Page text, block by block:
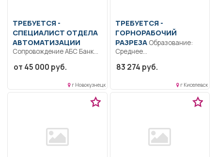
ТРЕБУЕТСЯ -
СПЕЦИАЛИСТ ОТДЕЛА
АВТОМАТИЗАЦИИ
Сопровождение АБС Банка,
банка, в т.ч. новых...
от 45 000 руб.
г Новокузнецк
ТРЕБУЕТСЯ -
ГОРНОРАБОЧИЙ
РАЗРЕЗАОбразование:
Среднее
образование.. Выполнение
технологических...
83 274 руб.
г Киселевск